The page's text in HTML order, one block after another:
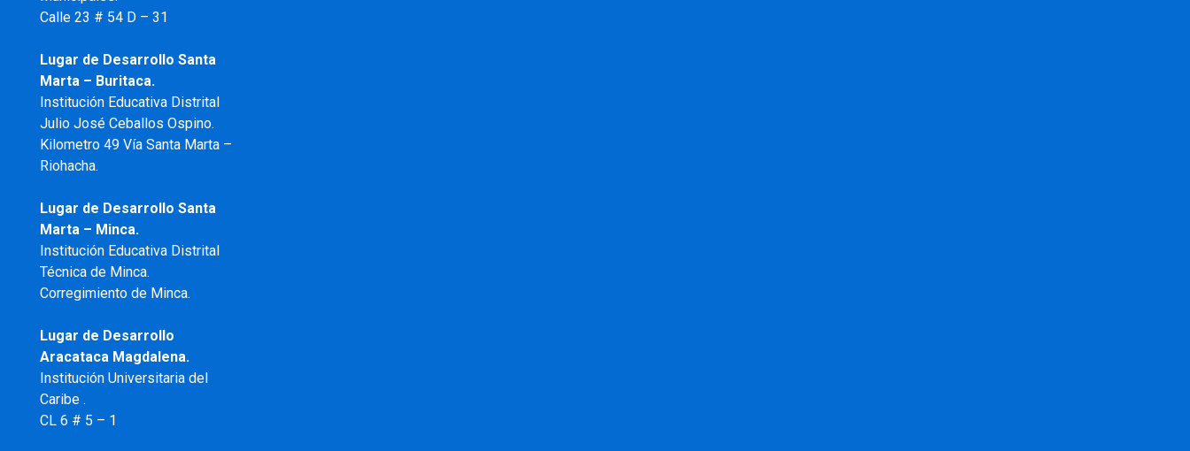
Calle 23 # 54 D – 31
Lugar de Desarrollo Santa
Marta – Buritaca.
Institución Educativa Distrital
Julio José Ceballos Ospino.
Kilometro 49 Vía Santa Marta –
Riohacha.
Lugar de Desarrollo Santa
Marta – Minca.
Institución Educativa Distrital
Técnica de Minca.
Corregimiento de Minca.
Lugar de Desarrollo
Aracataca Magdalena.
Institución Universitaria del
Caribe .
CL 6 # 5 – 1